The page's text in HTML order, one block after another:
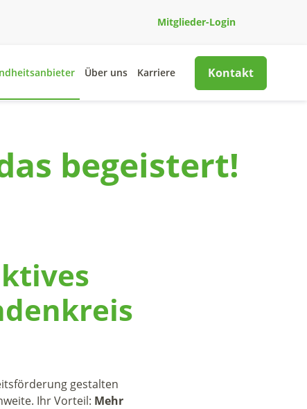
Mitglieder-Login
Über uns Karriere Kontakt
begeistert!
gestalten
Ihr Vorteil: Mehr